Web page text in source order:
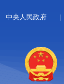
中央人民政府